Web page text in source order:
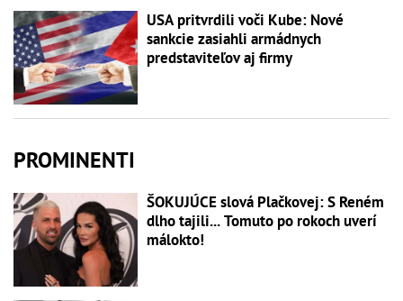
USA pritvrdili voči Kube: Nové
sankcie zasiahli armádnych
predstaviteľov aj firmy
PROMINENTI
ŠOKUJÚCE slová Plačkovej: S Reném
dlho tajili... Tomuto po rokoch uverí
málokto!